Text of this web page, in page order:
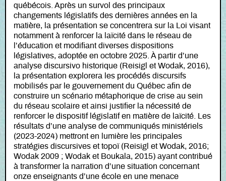
québécois. Après un survol des principaux
changements législatifs des dernières années en la
matière, la présentation se concentrera sur la Loi visant
notamment à renforcer la laïcité dans le réseau de
l’éducation et modifiant diverses dispositions
législatives, adoptée en octobre 2025. À partir d’une
analyse discursivo historique (Reisigl et Wodak, 2016),
la présentation explorera les procédés discursifs
mobilisés par le gouvernement du Québec afin de
construire un scénario métaphorique de crise au sein
du réseau scolaire et ainsi justifier la nécessité de
renforcer le dispositif législatif en matière de laïcité. Les
résultats d’une analyse de communiqués ministériels
(2023-2024) mettront en lumière les principales
stratégies discursives et topoï (Reisigl et Wodak, 2016;
Wodak 2009 ; Wodak et Boukala, 2015) ayant contribué
à transformer la narration d’une situation concernant
onze enseignants d’une école en une menace